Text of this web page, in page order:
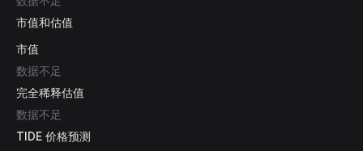
市值和估值
市值
数据不足
完全稀释估值
数据不足
TIDE 价格预测